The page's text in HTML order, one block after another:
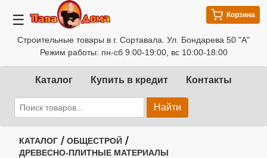
☰
Строительные товары в г. Сортавала. Ул. Бондарева 50 "А"
Режим работы: пн-сб 9:00-19:00, вс 10:00-18:00
Корзина
Каталог Купить в кредит Контакты
Найти
КАТАЛОГ / ОБЩЕСТРОЙ /
ДРЕВЕСНО-ПЛИТНЫЕ МАТЕРИАЛЫ